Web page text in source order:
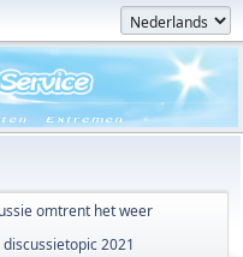
omtrent het weer
2021